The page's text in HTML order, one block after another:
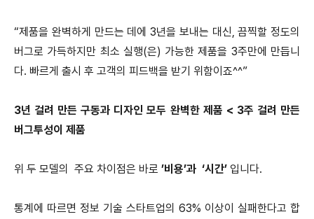
“제품을 완벽하게 만드는 데에 3년을 보내는 대신, 끔찍할 정도의
버그로 가득하지만 최소 실행(은) 가능한 제품을 3주만에 만듭니
다. 빠르게 출시 후 고객의 피드백을 받기 위함이죠^^”
3년 걸려 만든 구동과 디자인 모두 완벽한 제품 < 3주 걸려 만든
버그투성이 제품
위 두 모델의 주요 차이점은 바로 ’비용’과 ‘시간’ 입니다.
통계에 따르면 정보 기술 스타트업의 63% 이상이 실패한다고 합